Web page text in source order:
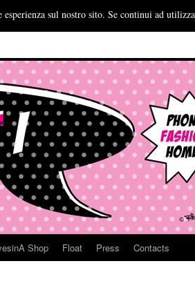
Shop Float Press Contacts
sul nostro sito. Se continui ad